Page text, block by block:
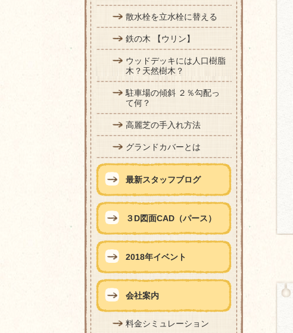
散水栓を立水栓に替える
鉄の木 【ウリン】
ウッドデッキには人口樹脂
木？天然樹木？
駐車場の傾斜 ２％勾配っ
て何？
高麗芝の手入れ方法
グランドカバーとは
最新スタッフブログ
３D図面CAD（パース）
2018年イベント
会社案内
料金シミュレーション